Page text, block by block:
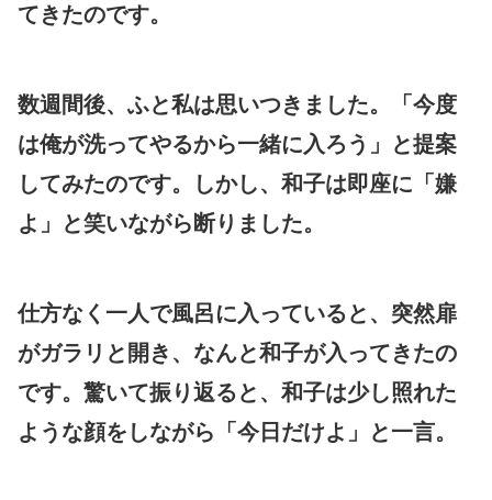
てきたのです。
数週間後、ふと私は思いつきました。「今度
は俺が洗ってやるから一緒に入ろう」と提案
してみたのです。しかし、和子は即座に「嫌
よ」と笑いながら断りました。
仕方なく一人で風呂に入っていると、突然扉
がガラリと開き、なんと和子が入ってきたの
です。驚いて振り返ると、和子は少し照れた
ような顔をしながら「今日だけよ」と一言。